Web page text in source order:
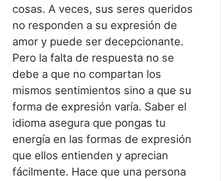
cosas. A veces, sus seres queridos
no responden a su expresión de
amor y puede ser decepcionante.
Pero la falta de respuesta no se
debe a que no compartan los
mismos sentimientos sino a que su
forma de expresión varía. Saber el
idioma asegura que pongas tu
energía en las formas de expresión
que ellos entienden y aprecian
fácilmente. Hace que una persona